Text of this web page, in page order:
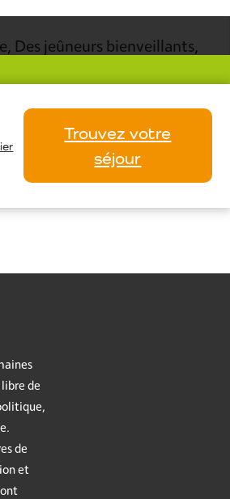
Trouvez votre
séjour
Des jeûneurs bienveillants,
et tous les jeûneurs pour ce
Sylvie
de
de
et